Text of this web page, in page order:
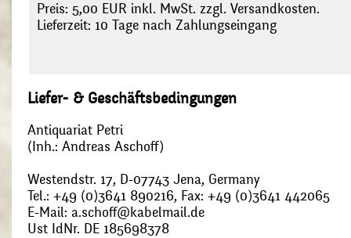
Preis: 5,00 EUR inkl. MwSt. zzgl. Versandkosten.
Lieferzeit: 10 Tage nach Zahlungseingang
Liefer- & Geschäftsbedingungen
Antiquariat Petri
(Inh.: Andreas Aschoff)
Westendstr. 17, D-07743 Jena, Germany
Tel.: +49 (0)3641 890216, Fax: +49 (0)3641 442065
E-Mail: a.schoff@kabelmail.de
Ust IdNr. DE 185698378